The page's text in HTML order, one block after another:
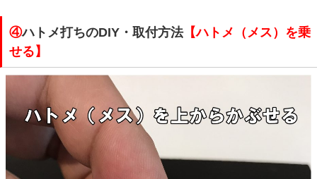
④ハトメ打ちのDIY・取付方法【ハトメ（メス）を乗
せる】